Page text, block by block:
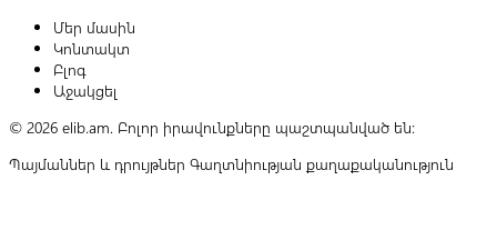
Մեր մասին
Կոնտակտ
Բլոգ
Աջակցել
© 2026 elib.am. Բոլոր իրավունքները պաշտպանված են:
Պայմաններ և դրույթներ Գաղտնիության քաղաքականություն